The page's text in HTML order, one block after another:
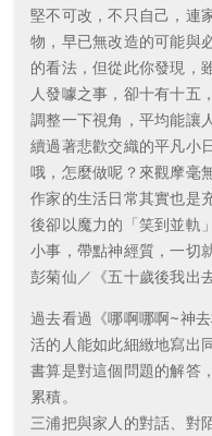
堅不可改，不只自己，連
物，早已無改造的可能與
的看法，但從此你發現，
人發噱之事，卻十有十五
調整一下視角，平均能讓
續過著悲歡交織的平凡小
哦，怎麼做呢？來觀摩毫
作家的生活日常其實也是
後卻以魔力的「笑到並軌
小事，帶點神經質，一切
彭菊仙／《五十歲後我出
過去看過《哪啊哪啊~神
活的人能如此細緻地寫出
書算是對這個問題的解答
累積。
三浦把與家人的對話、對